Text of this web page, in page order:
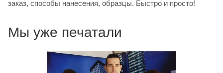
заказ, способы нанесения, образцы. Быстро и просто!
Мы уже печатали